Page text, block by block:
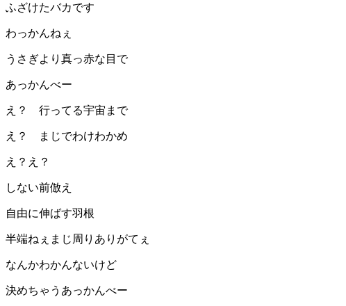
ふざけたバカです
わっかんねぇ
うさぎより真っ赤な目で
あっかんべー
え？ 行ってる宇宙まで
え？ まじでわけわかめ
え？え？
しない前倣え
自由に伸ばす羽根
半端ねぇまじ周りありがてぇ
なんかわかんないけど
決めちゃうあっかんべー